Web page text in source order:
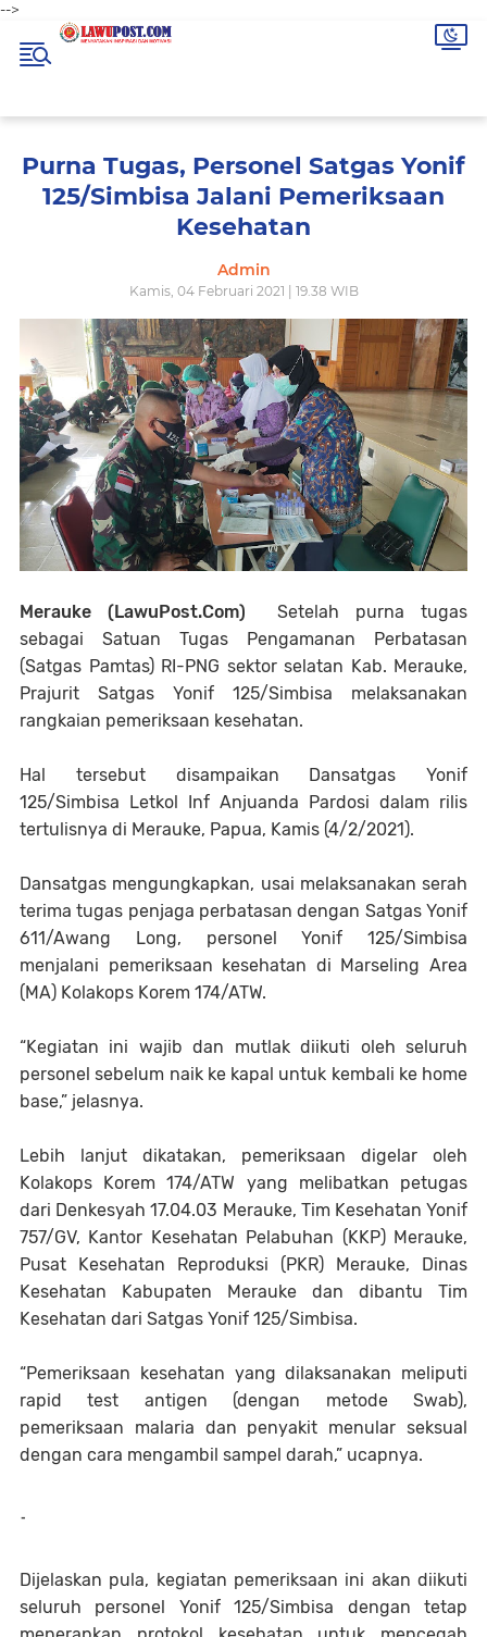
-->
Purna Tugas, Personel Satgas Yonif
125/Simbisa Jalani Pemeriksaan
Kesehatan
Admin
Kamis, 04 Februari 2021 | 19.38 WIB
Merauke (LawuPost.Com)Setelah purna tugas
sebagai Satuan Tugas Pengamanan Perbatasan
(Satgas Pamtas) RI-PNG sektor selatan Kab. Merauke,
Prajurit Satgas Yonif 125/Simbisa melaksanakan
rangkaian pemeriksaan kesehatan.
Hal tersebut disampaikan Dansatgas Yonif
125/Simbisa Letkol Inf Anjuanda Pardosi dalam rilis
tertulisnya di Merauke, Papua, Kamis (4/2/2021).
Dansatgas mengungkapkan, usai melaksanakan serah
terima tugas penjaga perbatasan dengan Satgas Yonif
611/Awang Long, personel Yonif 125/Simbisa
menjalani pemeriksaan kesehatan di Marseling Area
(MA) Kolakops Korem 174/ATW.
“Kegiatan ini wajib dan mutlak diikuti oleh seluruh
personel sebelum naik ke kapal untuk kembali ke home
base,” jelasnya.
Lebih lanjut dikatakan, pemeriksaan digelar oleh
Kolakops Korem 174/ATW yang melibatkan petugas
dari Denkesyah 17.04.03 Merauke, Tim Kesehatan Yonif
757/GV, Kantor Kesehatan Pelabuhan (KKP) Merauke,
Pusat Kesehatan Reproduksi (PKR) Merauke, Dinas
Kesehatan Kabupaten Merauke dan dibantu Tim
Kesehatan dari Satgas Yonif 125/Simbisa.
“Pemeriksaan kesehatan yang dilaksanakan meliputi
rapid test antigen (dengan metode Swab),
pemeriksaan malaria dan penyakit menular seksual
dengan cara mengambil sampel darah,” ucapnya.
-
Dijelaskan pula, kegiatan pemeriksaan ini akan diikuti
seluruh personel Yonif 125/Simbisa dengan tetap